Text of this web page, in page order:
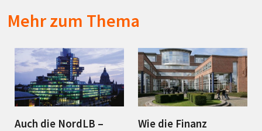
Mehr zum Thema
Auch die NordLB –
Wie die Finanz